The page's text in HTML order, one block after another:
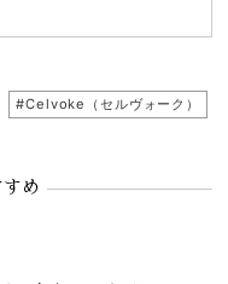
#Celvoke（セルヴォーク）
め